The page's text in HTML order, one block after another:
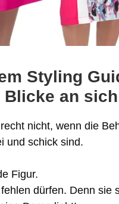
Styling
an
nicht, wenn die
und schick sind.
Figur.
dürfen. Denn